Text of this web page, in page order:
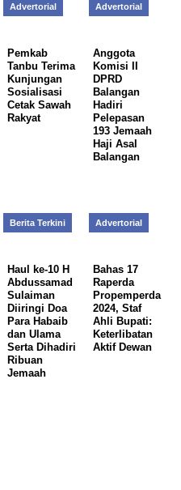
Advertorial
Pemkab
Tanbu Terima
Kunjungan
Sosialisasi
Cetak Sawah
Rakyat
Advertorial
Anggota
Komisi II
DPRD
Balangan
Hadiri
Pelepasan
193 Jemaah
Haji Asal
Balangan
Berita Terkini
Haul ke-10 H
Abdussamad
Sulaiman
Diiringi Doa
Para Habaib
dan Ulama
Serta Dihadiri
Ribuan
Jemaah
Advertorial
Bahas 17
Raperda
Propemperda
2024, Staf
Ahli Bupati:
Keterlibatan
Aktif Dewan